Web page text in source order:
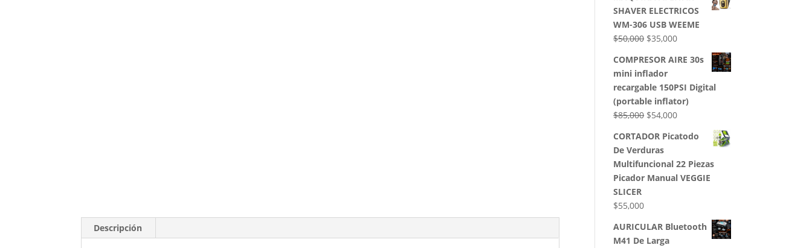
Descripción
original
era:
$32,500.
actual
es:
$28,000.
SHAVER ELECTRICOS
WM-306 USB WEEME
$50,000 El
original
era:
$50,000.
$35,000El
actual
$35,000.
COMPRESOR AIRE 30s
mini inflador
recargable 150PSI Digital
(portable inflator)
$85,000 El
original
era:
$85,000.
$54,000El
actual
$54,000.
CORTADOR Picatodo
De Verduras
Multifuncional 22 Piezas
Picador Manual VEGGIE
SLICER
$55,000
AURICULAR Bluetooth
M41 De Larga